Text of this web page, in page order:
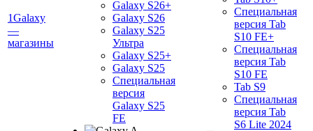
1Galaxy
—
магазины
Galaxy S26+
Galaxy S26
Galaxy S25
Ультра
Galaxy S25+
Galaxy S25
Специальная
версия
Galaxy S25
FE
Специальная
версия Tab
S10 FE+
Специальная
версия Tab
S10 FE
Tab S9
Специальная
версия Tab
S6 Lite 2024